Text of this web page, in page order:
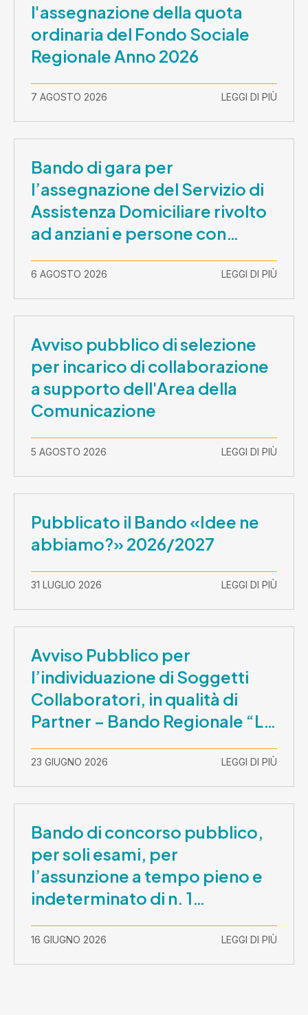
l'assegnazione della quota
ordinaria del Fondo Sociale
Regionale Anno 2026
7 AGOSTO 2026 LEGGI DI PIÙ
Bando di gara per
l’assegnazione del Servizio di
Assistenza Domiciliare rivolto
ad anziani e persone con
2026-30 settembre 2029
6 AGOSTO 2026 LEGGI DI PIÙ
Avviso pubblico di selezione
per incarico di collaborazione
a supporto dell'Area della
Comunicazione
5 AGOSTO 2026 LEGGI DI PIÙ
Pubblicato il Bando «Idee ne
abbiamo?» 2026/2027
31 LUGLIO 2026 LEGGI DI PIÙ
Avviso Pubblico per
l’individuazione di Soggetti
Collaboratori, in qualità di
Partner – Bando Regionale “La
Lombardia è dei Giovani 2026”
– CUP E81B26000210003
23 GIUGNO 2026 LEGGI DI PIÙ
Bando di concorso pubblico,
per soli esami, per
l’assunzione a tempo pieno e
indeterminato di n. 1
Assistente Sociale –
Comunicazione prova scritta e
prova orale
16 GIUGNO 2026 LEGGI DI PIÙ